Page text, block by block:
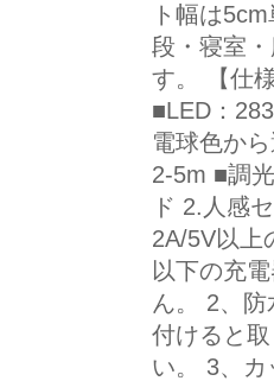
ト幅は
段・寝室
す。 【仕
■LED：
電球色か
2-5m ■調
ド 2.人感
2A/5V以上
以下の充
ん。 2、
付けると
い。 3、